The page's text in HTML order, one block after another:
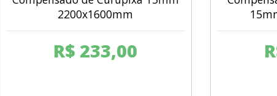
2200x1600mm
R$ 233,00